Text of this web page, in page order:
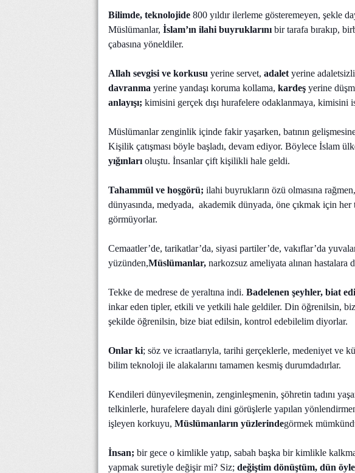
Bilimde, teknolojide 800 yıldır ilerleme gösteremeyen, şekle
Müslümanlar, İslam’ın ilahi buyruklarını bir tarafa bırakıp,
çabasına yöneldiler.
Allah sevgisi ve korkusu yerine servet, adalet yerine
davranma yerine yandaşı koruma kollama, kardeş yerine
anlayışı; kimisini gerçek dışı hurafelere odaklanmaya, kimisini
Müslümanlar zenginlik içinde fakir yaşarken, batının
Kişilik çatışması böyle başladı, devam ediyor. Böylece İslam
yığınları oluştu. İnsanlar çift kişilikli hale geldi.
Tahammül ve hoşgörü; ilahi buyrukların özü olmasına
dünyasında, medyada, akademik dünyada, öne çıkmak için
görmüyorlar.
Cemaatler’de, tarikatlar’da, siyasi partiler’de, vakıflar’da
yüzünden,Müslümanlar, narkozsuz ameliyata alınan hastalara
Tekke de medrese de yeraltına indi. Badelenen şeyhler, biat
inkar eden tipler, etkili ve yetkili hale geldiler. Din öğrenilsin,
şekilde öğrenilsin, bize biat edilsin, kontrol edebilelim diyorlar.
Onlar ki; söz ve icraatlarıyla, tarihi gerçeklerle, medeniyet ve
bilim teknoloji ile alakalarını tamamen kesmiş durumdadırlar.
Kendileri dünyevileşmenin, zenginleşmenin, şöhretin tadını
telkinlerle, hurafelere dayalı dini görüşlerle yapılan
işleyen korkuyu, Müslümanların yüzlerindegörmek
İnsan; bir gece o kimlikle yatıp, sabah başka bir kimlikle
yapmak suretiyle değişir mi? Siz; değiştim dönüştüm, dün